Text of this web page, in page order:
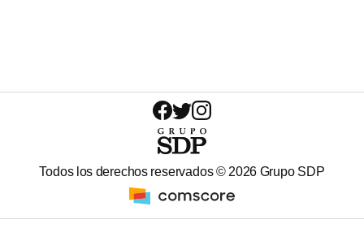
Todos los derechos reservados ©2026 Grupo SDP